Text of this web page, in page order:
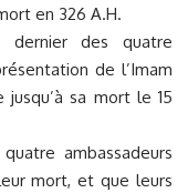
en 326 A.H.
dernier des quatre
de l’Imam
jusqu’à sa mort le 15
ambassadeurs
mort, et que leurs